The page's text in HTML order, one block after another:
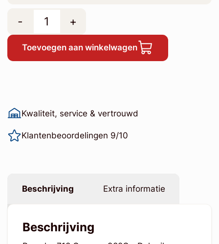
- +
Toevoegen aan winkelwagen
Kwaliteit, service & vertrouwd
Klantenbeoordelingen 9/10
Beschrijving Extra informatie
Beschrijving